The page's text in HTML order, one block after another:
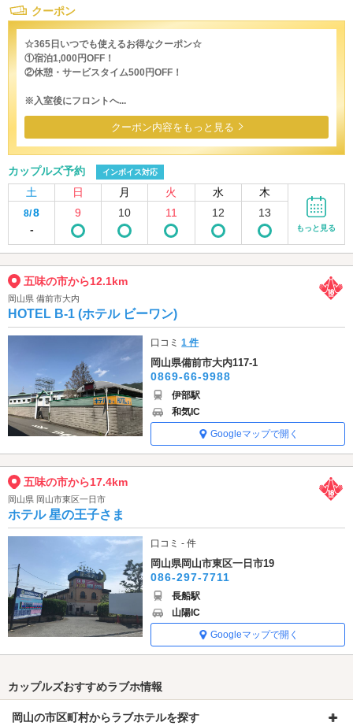
クーポン
☆365日いつでも使えるお得なクーポン☆
①宿泊1,000円OFF！
②休憩・サービスタイム500円OFF！
※入室後にフロントへ...
クーポン内容をもっと見る
カップルズ予約 インボイス対応
土 日 月 火 水 木
8/8
-
9 10 11 12 13
もっと見る
五味の市から12.1km
岡山県 備前市大内
HOTEL B-1 (ホテル ビーワン)
口コミ1 件
岡山県備前市大内117-1
0869-66-9988
伊部駅
和気IC
Googleマップで開く
五味の市から17.4km
岡山県 岡山市東区一日市
ホテル 星の王子さま
口コミ - 件
岡山県岡山市東区一日市19
086-297-7711
長船駅
山陽IC
Googleマップで開く
カップルズおすすめラブホ情報
岡山の市区町村からラブホテルを探す